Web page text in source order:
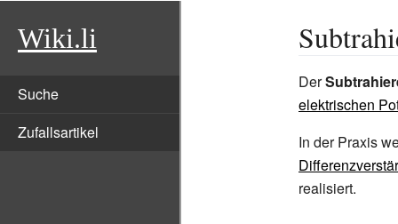
Wiki.li
Suche
Zufallsartikel
Der
elektrischen
In der Praxis
realisiert.